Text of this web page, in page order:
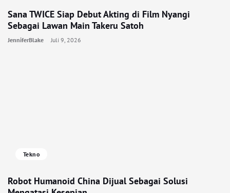
Sana TWICE Siap Debut Akting di Film Nyangi
Sebagai Lawan Main Takeru Satoh
JenniferBlake Juli 9, 2026
Tekno
Robot Humanoid China Dijual Sebagai Solusi